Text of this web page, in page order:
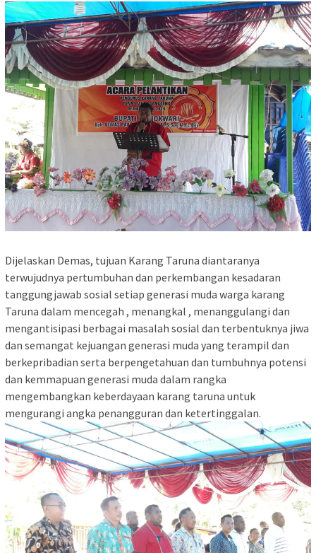
Dijelaskan Demas, tujuan Karang Taruna diantaranya
terwujudnya pertumbuhan dan perkembangan kesadaran
tanggungjawab sosial setiap generasi muda warga karang
Taruna dalam mencegah , menangkal , menanggulangi dan
mengantisipasi berbagai masalah sosial dan terbentuknya jiwa
dan semangat kejuangan generasi muda yang terampil dan
berkepribadian serta berpengetahuan dan tumbuhnya potensi
dan kemmapuan generasi muda dalam rangka
mengembangkan keberdayaan karang taruna untuk
mengurangi angka penangguran dan ketertinggalan.